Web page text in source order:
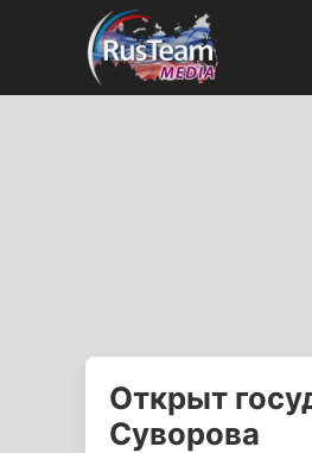
Открыт
Суворова